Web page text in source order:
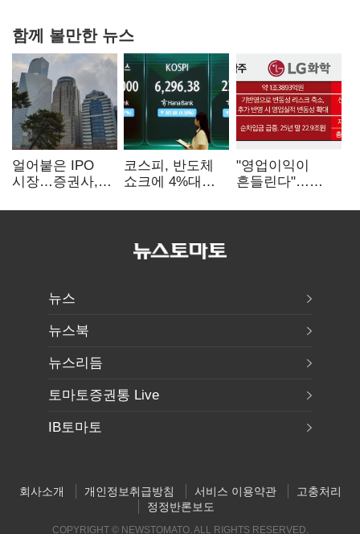
함께 볼만한 뉴스
얼어붙은 IPO
시장…증권사,
전쟁' 기대
코스피, 반도체
쇼크에 4%대
5거래일째 상승
"영업이익이
흔들린다"…
18에 취약
뉴스
뉴스북
뉴스리듬
토마토증권통 Live
IB토마토
회사소개 개인정보취급방침 서비스 이용약관
고충처리
정정반론보도
COPYRIGHT © NEWSTOMATO. ALL RIGHTS RESERVED.